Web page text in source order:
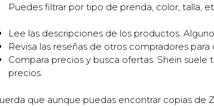
Puedes filtrar por tipo de prenda, color, talla,
Lee las descripciones de los productos.
Revisa las reseñas de otros compradores
Compara precios y busca ofertas. Shein
precios.
que aunque puedas encontrar copias de